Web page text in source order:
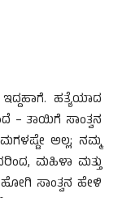
ಹತ್ಯೆಯಾದ
– ತಾಯಿಗೆ ಸಾಂತ್ವನ
ಅಲ್ಲ; ನಮ್ಮ
ಮಹಿಳಾ ಮತ್ತು
ಸಾಂತ್ವನ ಹೇಳಿ